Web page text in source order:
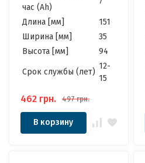
час (Ah)
Длина [мм]
151
Ширина [мм]
35
Высота [мм]
94
Cрок службы (лет)
12-
15
462 грн. 497 грн.
В корзину